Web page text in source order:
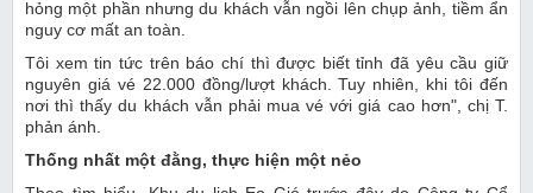
hỏng một phần nhưng du khách vẫn ngồi lên chụp ảnh, tiềm ẩn
nguy cơ mất an toàn.
Tôi xem tin tức trên báo chí thì được biết tỉnh đã yêu cầu giữ
nguyên giá vé 22.000 đồng/lượt khách. Tuy nhiên, khi tôi đến
nơi thì thấy du khách vẫn phải mua vé với giá cao hơn", chị T.
phản ánh.
Thống nhất một đằng, thực hiện một nẻo